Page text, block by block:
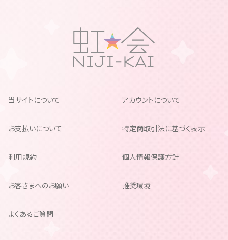
当サイトについて アカウントについて
お支払いについて 特定商取引法に基づく表示
利用規約 個人情報保護方針
お客さまへのお願い 推奨環境
よくあるご質問